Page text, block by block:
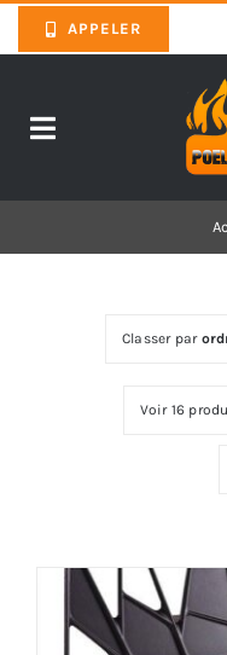
to
APPELER
Toggle
Classer par
Voir 16